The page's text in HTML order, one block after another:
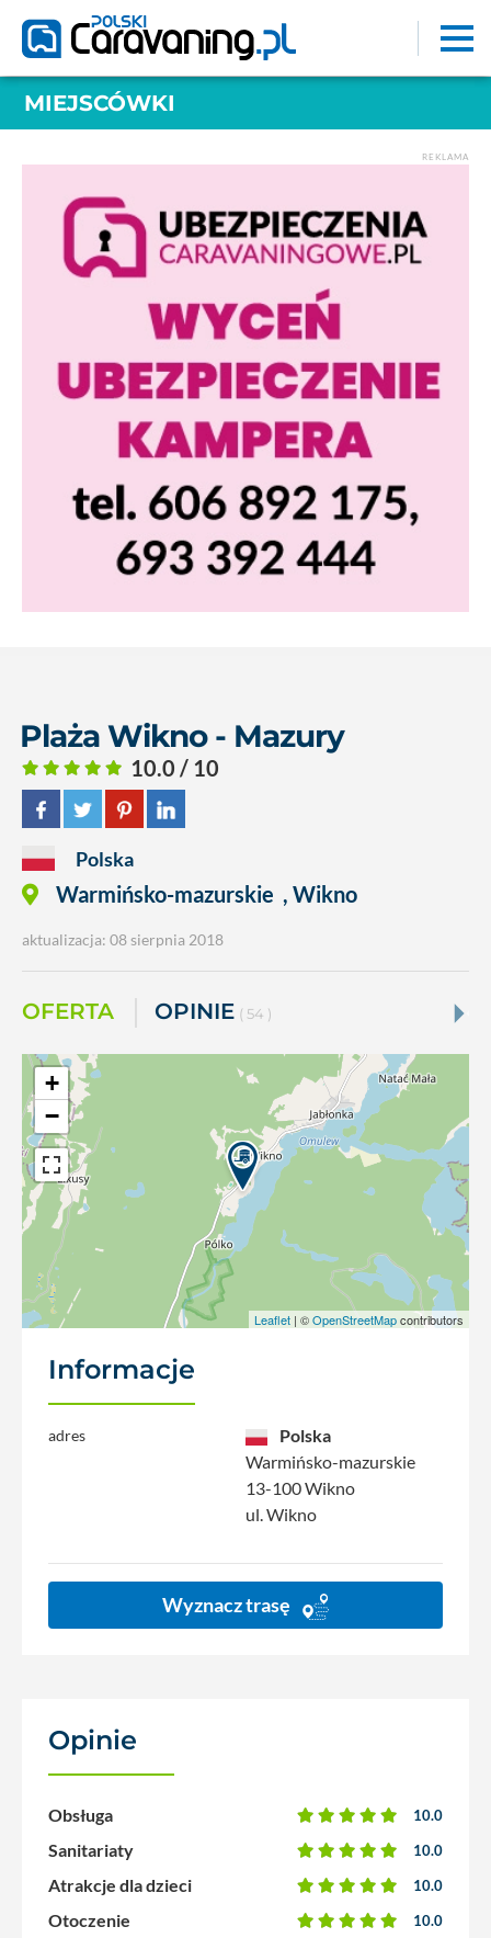
MIEJSCÓWKI
REKLAMA
Plaża Wikno - Mazury
10.0 / 10
Polska
Warmińsko-mazurskie , Wikno
aktualizacja: 08 sierpnia 2018
OFERTA OPINIE ( 54 )
+
−
Leaflet | ©OpenStreetMapcontributors
Informacje
adres
Polska
Warmińsko-mazurskie
13-100 Wikno
ul. Wikno
Wyznacz trasę
Opinie
Obsługa 10.0
Sanitariaty 10.0
Atrakcje dla dzieci 10.0
Otoczenie 10.0